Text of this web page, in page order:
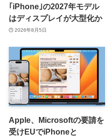
｢iPhone｣の2027年モデル
はディスプレイが大型化か
2026年8月5日
Apple、Microsoftの要請を
受けEUでiPhoneと